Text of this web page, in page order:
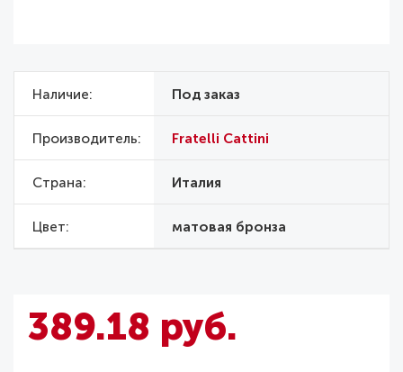
Наличие Под заказ
Производитель Fratelli Cattini
Страна Италия
Цвет матовая бронза
389.18 руб.